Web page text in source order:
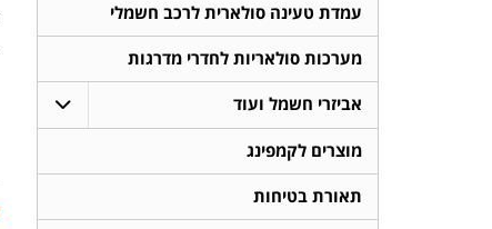
עמדת טעינה סולארית לרכב חשמלי
מערכות סולאריות לחדרי מדרגות
אביזרי חשמל ועוד
מוצרים לקמפינג
תאורת בטיחות